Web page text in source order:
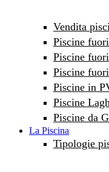
Vendita
Piscine
Piscine
Piscine
Piscine in
Piscine
Piscine da
La Piscina
Tipologie